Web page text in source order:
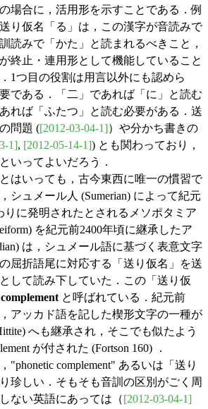
場合に，活用形を示すことである．例
り仮名「る」は，この漢字が音読みで
読みで「かた」と読まれるべきこと，
終止・連用形として機能していること
1つ目の役割は用言以外にも認めら
である．「二」であれば「に」と読む
れば「ふたつ」と読む必要がある．送
問題 ([2012-03-04-1] ）や分かち書きの
1], [2012-05-14-1]) とも関わっており，
いってよいだろう．
はいっても，古今東西に唯一の慣習で
シュメール人 (Sumerian) によって紀元
りに発明されたとされるメソポタミア
を紀元前2400年頃に継承したア
は，シュメール語に基づく表意文字
屈折語尾に対応する「送り仮名」を送
して読み下していた．この「送り仮
と呼ばれている．紀元前
アッカド語を記した楔形文字の一種が
へも継承され，そこでも似たよう
が付された (Fortson 160) ．
complement" あるいは「送り
珍しい．そもそも音訓の区別がごく周
ない英語にあっては（ [2012-03-04-1]